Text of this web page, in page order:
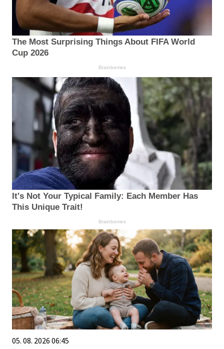
The Most Surprising Things About FIFA World
Cup 2026
Brainberries
It's Not Your Typical Family: Each Member Has
This Unique Trait!
Brainberries
05. 08. 2026 06:45